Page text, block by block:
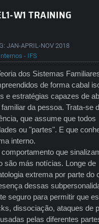
W1 TRAINING
JAN-APRIL-NOV 2018
- IFS
dos Sistemas
de forma cabal
e estratégias capazes de
da pessoa. Trata-se
que assume que todos
ou "partes". E que
interno.
que
são más notícias. Longe de
extrema por parte do
dessas
seguro para permitir que
dissociação, ataques de
pelas diferentes